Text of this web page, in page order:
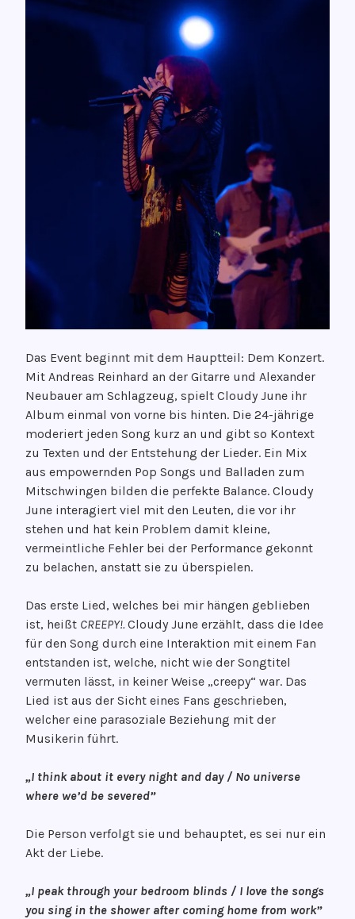
Das Event beginnt mit dem Hauptteil: Dem Konzert.
Mit Andreas Reinhard an der Gitarre und Alexander
Neubauer am Schlagzeug, spielt Cloudy June ihr
Album einmal von vorne bis hinten. Die 24-jährige
moderiert jeden Song kurz an und gibt so Kontext
zu Texten und der Entstehung der Lieder. Ein Mix
aus empowernden Pop Songs und Balladen zum
Mitschwingen bilden die perfekte Balance. Cloudy
June interagiert viel mit den Leuten, die vor ihr
stehen und hat kein Problem damit kleine,
vermeintliche Fehler bei der Performance gekonnt
zu belachen, anstatt sie zu überspielen.
Das erste Lied, welches bei mir hängen geblieben
ist, heißt CREEPY!. Cloudy June erzählt, dass die Idee
für den Song durch eine Interaktion mit einem Fan
entstanden ist, welche, nicht wie der Songtitel
vermuten lässt, in keiner Weise „creepy“ war. Das
Lied ist aus der Sicht eines Fans geschrieben,
welcher eine parasoziale Beziehung mit der
Musikerin führt.
„I think about it every night and day / No universe
where we’d be severed”
Die Person verfolgt sie und behauptet, es sei nur ein
Akt der Liebe.
„I peak through your bedroom blinds / I love the songs
you sing in the shower after coming home from work”